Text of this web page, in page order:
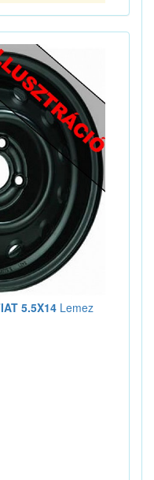
5.5X14 Lemez